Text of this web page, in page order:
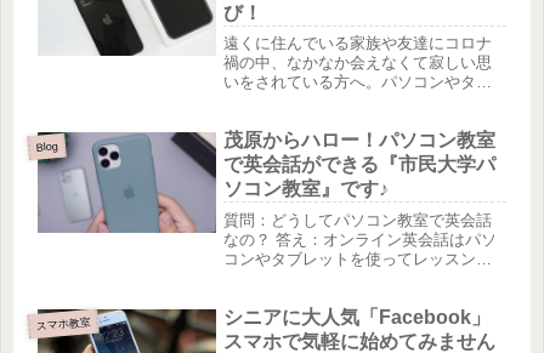
び！
遠くに住んでいる家族や友達にコロナ
禍の中、なかなか会えなくて寂しい思
いをされている方へ。パソコンやタブ
いませんか？LINE ・ZOOM・メッセン
ジャーなど実は携帯電話（スマー...
Blog
茂原からハロー！パソコン教室
で英会話ができる『市民大学パ
ソコン教室』です♪
質問：どうしてパソコン教室で英会話
なの？ 答え：オンライン英会話はパソ
コンやタブレットを使ってレッスンす
ている時、何かトラブルがあってもす
ぐに対応できるようになる！「会議ソ...
スマホ教室
シニアに大人気「Facebook」
スマホで気軽に始めてみません